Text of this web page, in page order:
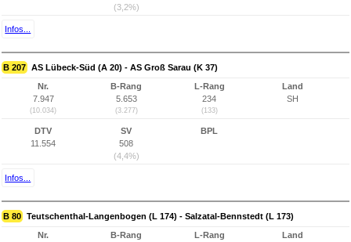
(3,2%)
Infos...
B 207 AS Lübeck-Süd (A 20) - AS Groß Sarau (K 37)
Nr.
7.947
(10.034)
B-Rang
5.653
(3.277)
L-Rang
234
(133)
Land
SH
DTV
11.554
SV
508
(4,4%)
BPL
Infos...
B 80 Teutschenthal-Langenbogen (L 174) - Salzatal-Bennstedt (L 173)
Nr.
B-Rang
L-Rang
Land